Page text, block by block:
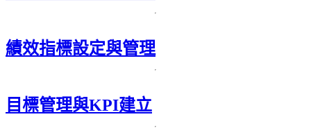
績效指標設定與管理
目標管理與KPI建立